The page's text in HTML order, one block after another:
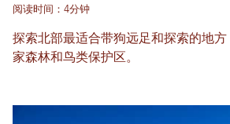
阅读时间：4分钟
探索北部最适合带狗远足和探索的地方
家森林和鸟类保护区。